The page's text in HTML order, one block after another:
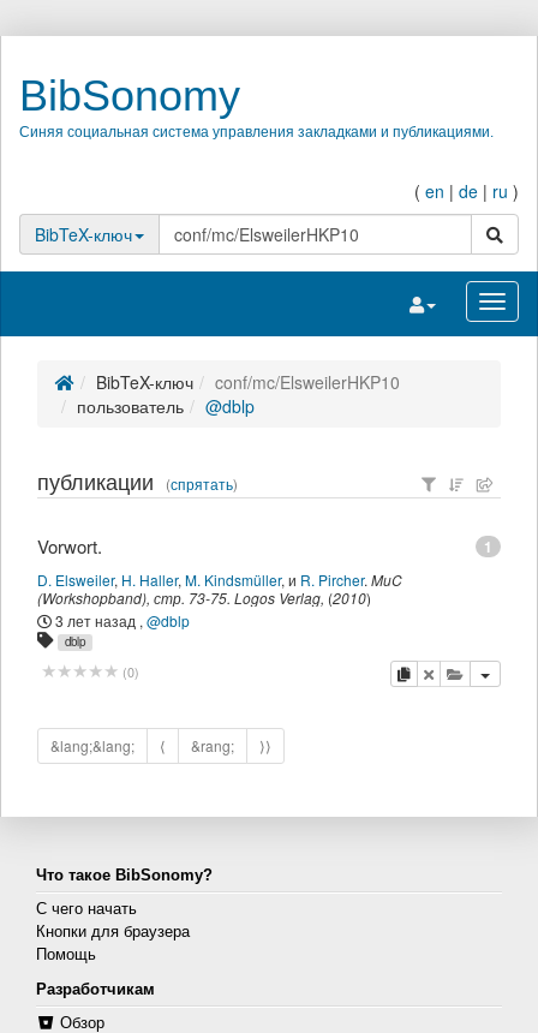
BibSonomy
Синяя социальная система управления закладками и публикациями.
( en | de | ru )
BibTeX-ключ
поиск
Переключить
BibTeX-ключ
conf/mc/ElsweilerHKP10
пользователь
@dblp
публикации (спрятать)
1
Vorwort.
D. Elsweiler, H. Haller, M. Kindsmüller, и R. Pircher. MuC
(Workshopband), стр. 73-75. Logos Verlag, (2010)
3 лет назад , @dblp
dblp
(0) копировать
удалитьдобавить
&lang;&lang; ⟨ &rang; ⟩⟩
Что такое BibSonomy?
С чего начать
Кнопки для браузера
Помощь
Разработчикам
Обзор